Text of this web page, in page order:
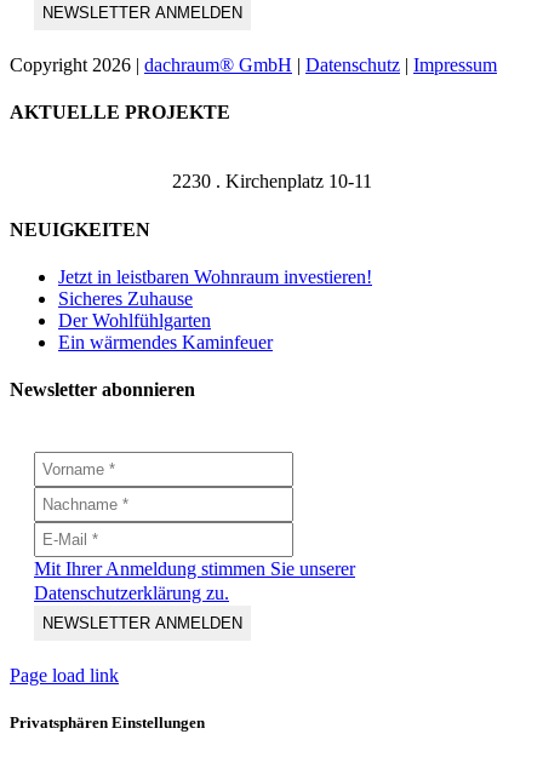
Copyright 2026 | dachraum® GmbH | Datenschutz | Impressum
Toggle
AKTUELLE PROJEKTE
2230 . Kirchenplatz 10-11
NEUIGKEITEN
Jetzt in leistbaren Wohnraum investieren!
Sicheres Zuhause
Der Wohlfühlgarten
Ein wärmendes Kaminfeuer
Newsletter abonnieren
Mit Ihrer Anmeldung stimmen Sie unserer
Datenschutzerklärung zu.
Page load link
Privatsphären Einstellungen